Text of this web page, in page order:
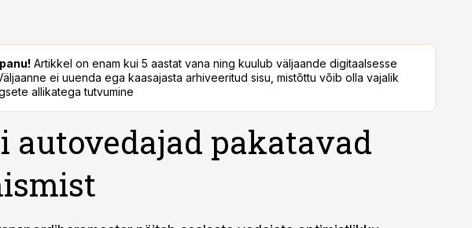
Artikkel on enam kui 5 aastat vana ning kuulub väljaande digitaalsesse
ei uuenda ega kaasajasta arhiveeritud sisu, mistõttu võib olla vajalik
allikatega tutvumine
autovedajad pakatavad